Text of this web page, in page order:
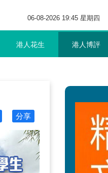
06-08-2026 19:45 星期四
港人花生 港人博評
分享